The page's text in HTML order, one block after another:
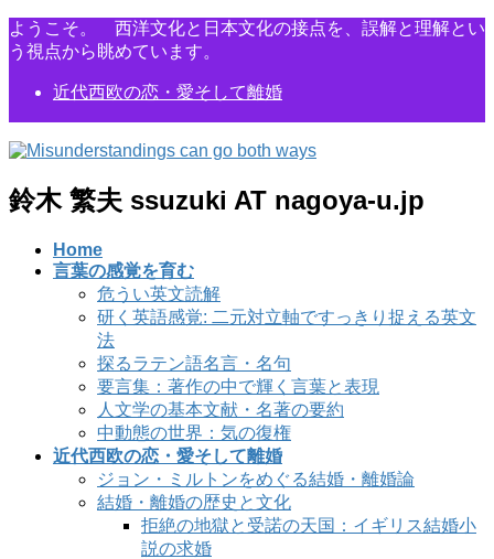
コ
ン
ツ
に
動
ナ
ビ
シ
ョ
に
移
ようこそ。 西洋文化と日本文化の接点を、誤解と理解とい
う視点から眺めています。
近代西欧の恋・愛そして離婚
鈴木 繁夫 ssuzuki AT nagoya-u.jp
Home
言葉の感覚を育む
危うい英文読解
研く英語感覚: 二元対立軸ですっきり捉える英文
法
探るラテン語名言・名句
要言集：著作の中で輝く言葉と表現
人文学の基本文献・名著の要約
中動態の世界：気の復権
近代西欧の恋・愛そして離婚
ジョン・ミルトンをめぐる結婚・離婚論
結婚・離婚の歴史と文化
拒絶の地獄と受諾の天国：イギリス結婚小
説の求婚